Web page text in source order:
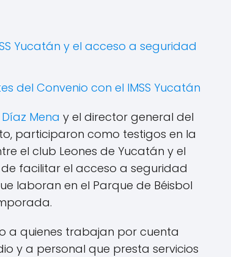
Yucatán y el acceso a seguridad
del Convenio con el IMSS Yucatán
Mena y el director general del
participaron como testigos en la
el club Leones de Yucatán y el
facilitar el acceso a seguridad
laboran en el Parque de Béisbol
a quienes trabajan por cuenta
y a personal que presta servicios